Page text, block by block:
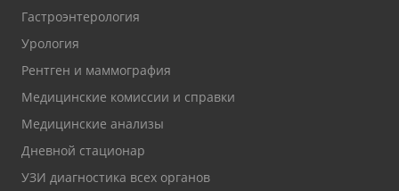
Гастроэнтерология
Урология
Рентген и маммография
Медицинские комиссии и справки
Медицинские анализы
Дневной стационар
УЗИ диагностика всех органов